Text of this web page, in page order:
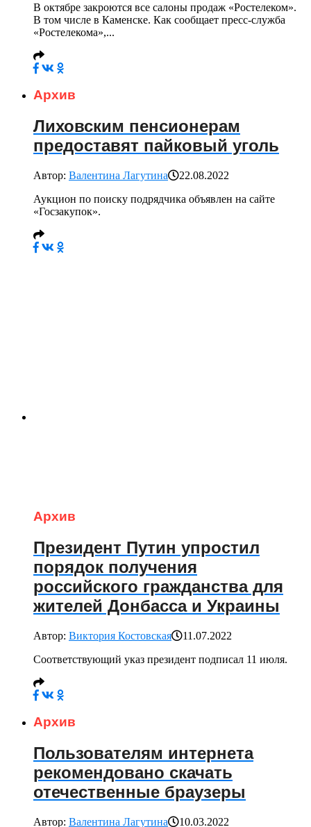
В октябре закроются все салоны продаж «Ростелеком».
В том числе в Каменске. Как сообщает пресс-служба
«Ростелекома»,...
Архив
Лиховским пенсионерам
предоставят пайковый уголь
Автор: Валентина Лагутина
22.08.2022
Аукцион по поиску подрядчика объявлен на сайте
«Госзакупок».
Архив
Президент Путин упростил
порядок получения
российского гражданства для
жителей Донбасса и Украины
Автор: Виктория Костовская
11.07.2022
Соответствующий указ президент подписал 11 июля.
Архив
Пользователям интернета
рекомендовано скачать
отечественные браузеры
Автор: Валентина Лагутина 10.03.2022